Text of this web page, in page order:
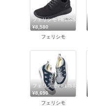
フェリシモ FELISSIMO
¥8,580
フェリシモ
フェリシモ FELISSIMO
¥8,690
フェリシモ